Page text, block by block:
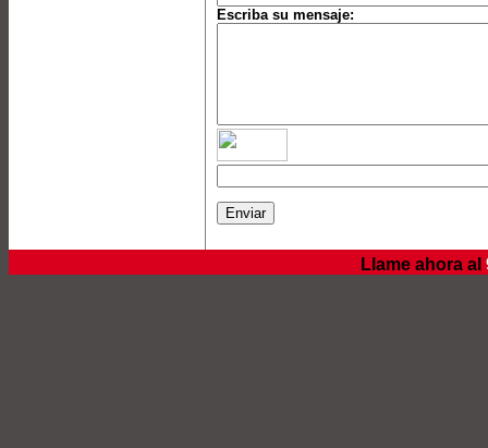
Escriba su mensaje:
Llame ahora al